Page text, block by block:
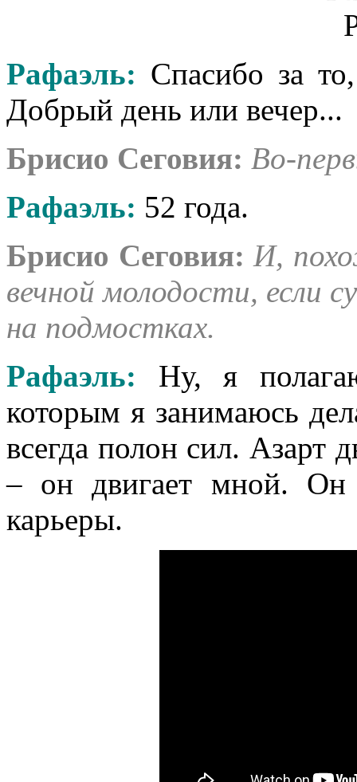
Рафаэль: Спасибо за
Добрый день или вечер...
Брисио Сеговия: Во-
Рафаэль: 52 года.
Брисио Сеговия: И,
вечной молодости, если
на подмостках.
Рафаэль:
Ну, я
которым я занимаюсь
всегда полон сил. Азарт
– он двигает мной. Он
карьеры.